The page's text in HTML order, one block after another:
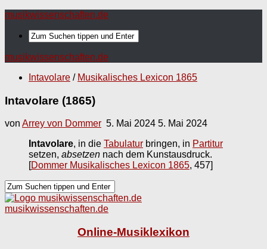
musikwissenschaften.de
musikwissenschaften.de
Intavolare / Musikalisches Lexicon 1865
Intavolare (1865)
von Arrey von Dommer 5. Mai 2024 5. Mai 2024
Intavolare, in die Tabulatur bringen, in Partitur
setzen, absetzen nach dem Kunstausdruck.
[Dommer Musikalisches Lexicon 1865, 457]
musikwissenschaften.de
Online-Musiklexikon